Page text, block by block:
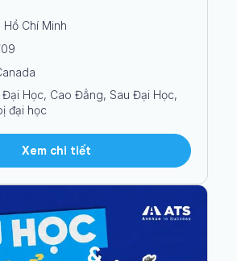
Hồ Chí Minh
Học, Cao Đẳng, Sau Đại Học,
đại học
Xem chi tiết